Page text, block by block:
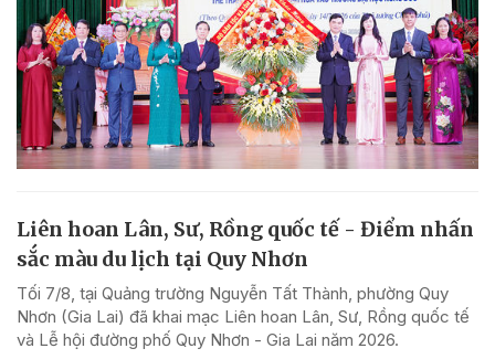
Liên hoan Lân, Sư, Rồng quốc tế - Điểm nhấn
sắc màu du lịch tại Quy Nhơn
Tối 7/8, tại Quảng trường Nguyễn Tất Thành, phường Quy
Nhơn (Gia Lai) đã khai mạc Liên hoan Lân, Sư, Rồng quốc tế
và Lễ hội đường phố Quy Nhơn - Gia Lai năm 2026.